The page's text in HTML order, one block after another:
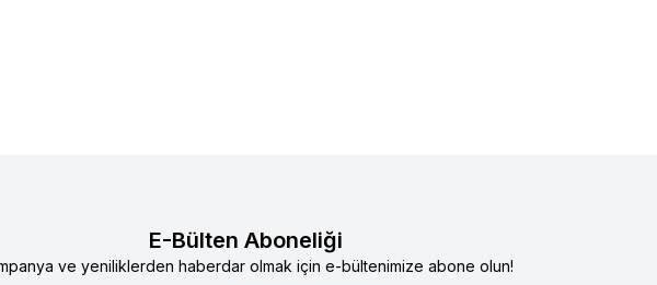
E-Bülten Aboneliği
ve yeniliklerden haberdar olmak için e-bültenimize abone olun!